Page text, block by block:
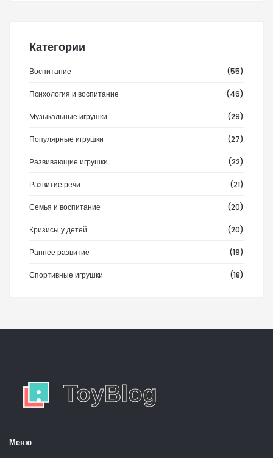
Категории
Воспитание (55)
Психология и воспитание (46)
Музыкальные игрушки (29)
Популярные игрушки (27)
Развивающие игрушки (22)
Развитие речи (21)
Семья и воспитание (20)
Кризисы у детей (20)
Раннее развитие (19)
Спортивные игрушки (18)
Меню